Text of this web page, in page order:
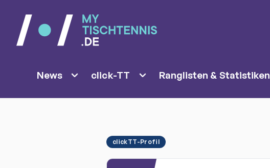
News click-TT Ranglisten & Statistiken
clickTT-Profil